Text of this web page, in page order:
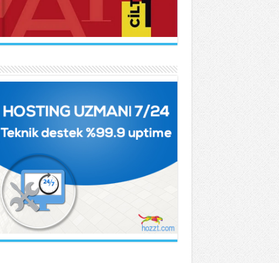
FATMA CAMCI
El Fatiha...
Sevda Rale Armağan
Ne Çok Parçalanmıştık Oysa...
İlknur İşcan Kaya
Gelince...
ABDÜLHAK HAMİD TARHAN
Makber...
ARİF NİHAT ASYA
Naat...
BEHÇET NECATİGİL
Solgun Bir Gül Dokununca...